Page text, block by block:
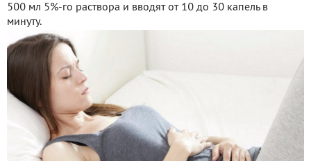
500 мл 5%-го раствора и вводят от 10 до 30 капель в
минуту.